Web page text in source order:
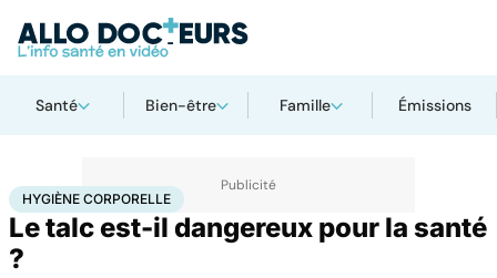
Santé Bien-être Famille Émissions
AccueilSantéMaladiesCancer Hygiène corporelle
HYGIÈNE CORPORELLE
Le talc est-il dangereux pour la santé
?